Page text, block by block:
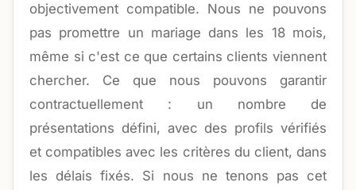
objectivement compatible. Nous ne pouvons
pas promettre un mariage dans les 18 mois,
même si c'est ce que certains clients viennent
chercher. Ce que nous pouvons garantir
contractuellement : un nombre de
présentations défini, avec des profils vérifiés
et compatibles avec les critères du client, dans
les délais fixés. Si nous ne tenons pas cet